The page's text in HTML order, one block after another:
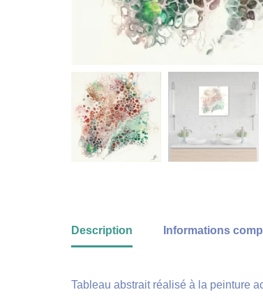
Description Informations
Tableau abstrait réalisé à la peinture